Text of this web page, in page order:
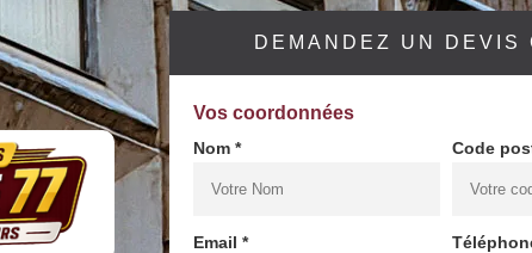
DEMANDEZ UN DEVIS
Vos coordonnées
Nom * Code
Email *